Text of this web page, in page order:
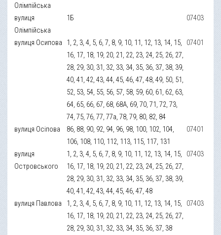
Олімпійська
вулиця
Олімпійська
1Б 07403
вулиця Осипова
1, 2, 3, 4, 5, 6, 7, 8, 9, 10, 11, 12, 13, 14, 15,
16, 17, 18, 19, 20, 21, 22, 23, 24, 25, 26, 27,
28, 29, 30, 31, 32, 33, 34, 35, 36, 37, 38, 39,
40, 41, 42, 43, 44, 45, 46, 47, 48, 49, 50, 51,
52, 53, 54, 55, 56, 57, 58, 59, 60, 61, 62, 63,
64, 65, 66, 67, 68, 68А, 69, 70, 71, 72, 73,
74, 75, 76, 77, 77а, 78, 79, 80, 82, 84
07401
вулиця Осіпова
86, 88, 90, 92, 94, 96, 98, 100, 102, 104,
106, 108, 110, 112, 113, 115, 117, 131
07401
вулиця
Островського
1, 2, 3, 4, 5, 6, 7, 8, 9, 10, 11, 12, 13, 14, 15,
16, 17, 18, 19, 20, 21, 22, 23, 24, 25, 26, 27,
28, 29, 30, 31, 32, 33, 34, 35, 36, 37, 38, 39,
40, 41, 42, 43, 44, 45, 46, 47, 48
07403
вулиця Павлова
1, 2, 3, 4, 5, 6, 7, 8, 9, 10, 11, 12, 13, 14, 15,
16, 17, 18, 19, 20, 21, 22, 23, 24, 25, 26, 27,
28, 29, 30, 31, 32, 33, 34, 35, 36, 37, 38
07403